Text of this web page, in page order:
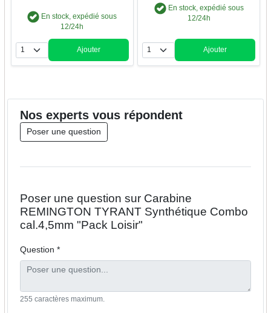
En stock, expédié sous
12/24h
Quantité
Ajouter
En stock, expédié sous
12/24h
Quantité
Ajouter
Nos expertsvous répondent
Poser une question
Poser une question sur Carabine
REMINGTON TYRANT Synthétique Combo
cal.4,5mm "Pack Loisir"
Question *
255 caractères maximum.